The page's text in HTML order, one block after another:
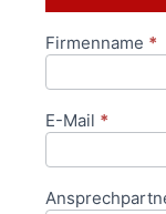
Firmenname *
E-Mail *